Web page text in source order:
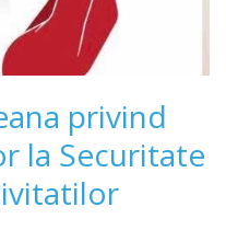
privind
la Securitate